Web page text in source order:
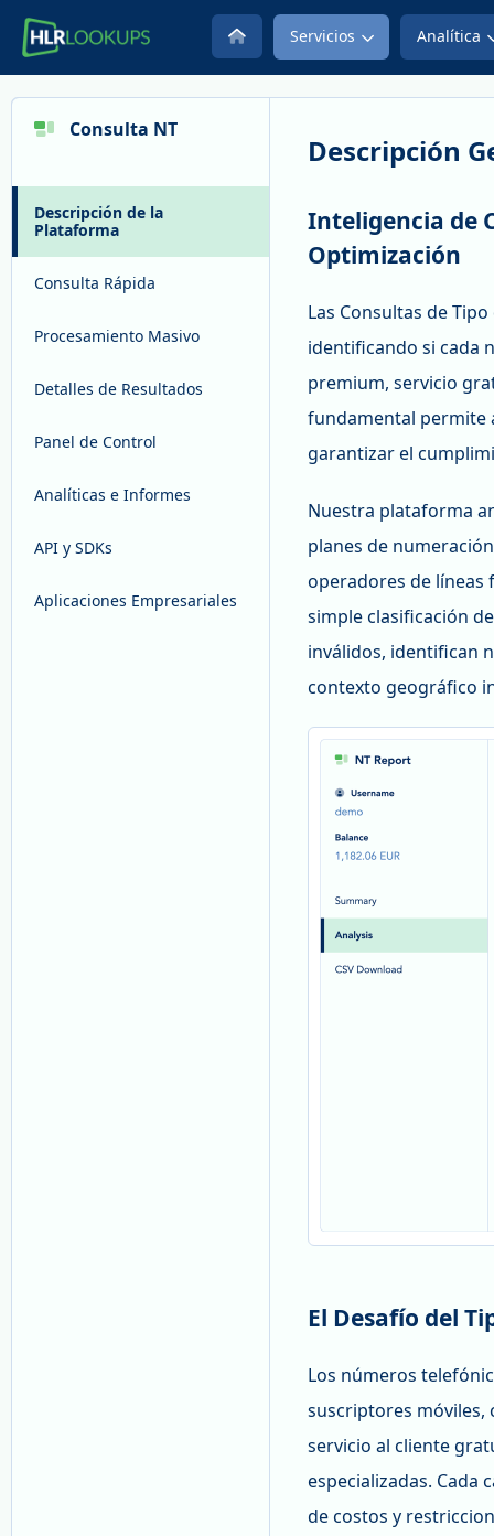
Servicios Analítica
Consulta NT
Descripción de la
Plataforma
Consulta Rápida
Procesamiento Masivo
Detalles de Resultados
Panel de Control
Analíticas e Informes
API y SDKs
Aplicaciones Empresariales
Descripción
Inteligencia de
Optimización
Las Consultas de
identificando si cada
premium, servicio
fundamental permite
garantizar el
Nuestra plataforma
planes de
operadores de líneas
simple clasificación
inválidos, identifican
contexto geográfico
El Desafío del
Los números
suscriptores móviles,
servicio al cliente
especializadas.
de costos y